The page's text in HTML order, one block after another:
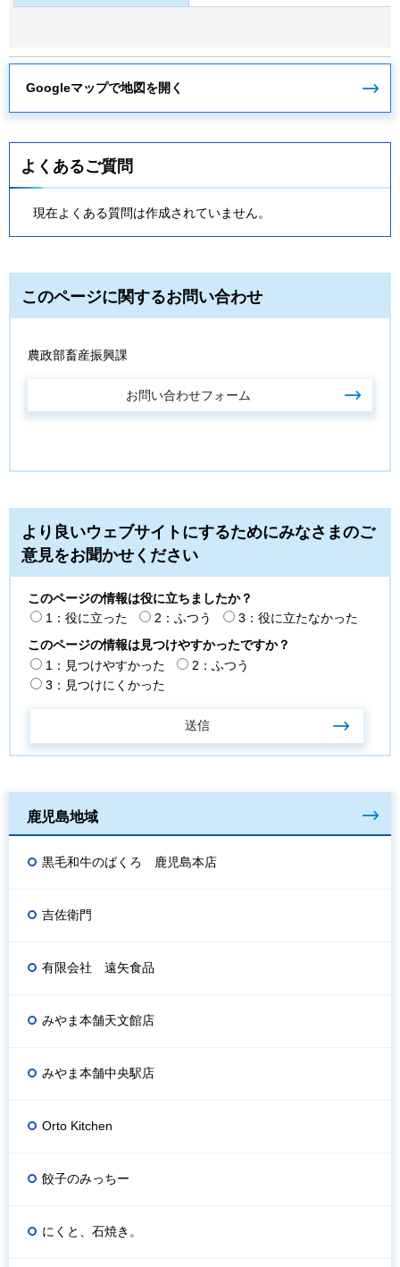
Googleマップで地図を開く
よくあるご質問
現在よくある質問は作成されていません。
このページに関するお問い合わせ
農政部畜産振興課
より良いウェブサイトにするためにみなさまのご
意見をお聞かせください
このページの情報は役に立ちましたか？
1：役に立った
2：ふつう
3：役に立たなかった
このページの情報は見つけやすかったですか？
1：見つけやすかった
2：ふつう
3：見つけにくかった
鹿児島地域
黒毛和牛のばくろ 鹿児島本店
吉佐衛門
有限会社 遠矢食品
みやま本舗天文館店
みやま本舗中央駅店
Orto Kitchen
餃子のみっちー
にくと、石焼き。